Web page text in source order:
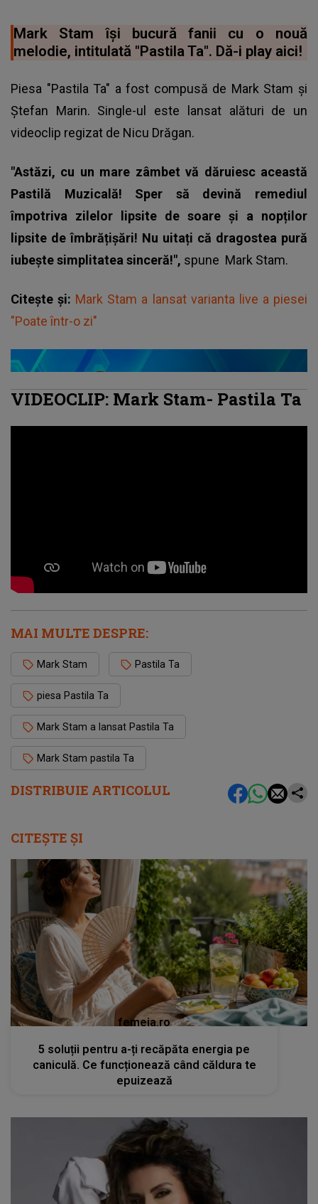
DISTRIBUIE ARTICOLUL
Mark Stam își bucură fanii cu o nouă
melodie, intitulată "Pastila Ta". Dă-i play aici!
Piesa "Pastila Ta" a fost compusă de Mark Stam și
Ștefan Marin. Single-ul este lansat alături de un
videoclip regizat de Nicu Drăgan.
"Astăzi, cu un mare zâmbet vă dăruiesc această
Pastilă Muzicală! Sper să devină remediul
împotriva zilelor lipsite de soare și a nopților
lipsite de îmbrățișări! Nu uitați că dragostea pură
iubește simplitatea sinceră!", spune Mark Stam.
Citește și: Mark Stam a lansat varianta live a piesei
"Poate într-o zi"
VIDEOCLIP: Mark Stam- Pastila Ta
MAI MULTE DESPRE:
Mark Stam Pastila Ta
piesa Pastila Ta
Mark Stam a lansat Pastila Ta
Mark Stam pastila Ta
CITEȘTE ȘI
femeia.ro
5 soluții pentru a-ți recăpăta energia pe
caniculă. Ce funcționează când căldura te
epuizează